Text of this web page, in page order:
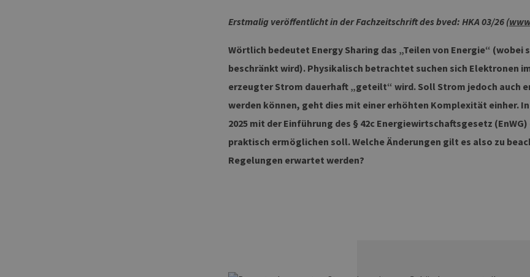
Erstmalig veröffentlicht in der Fachzeitschrift des bved: HKA 03/26 (
Wörtlich bedeutet Energy Sharing das „Teilen von Energie“
beschränkt wird). Physikalisch betrachtet suchen sich Elektronen
erzeugter Strom dauerhaft „geteilt“ wird. Soll Strom jedoch auch
werden können, geht dies mit einer erhöhten Komplexität einher.
2025 mit der Einführung des § 42c Energiewirtschaftsgesetz
praktisch ermöglichen soll. Welche Änderungen gilt es also zu
Regelungen erwartet werden?